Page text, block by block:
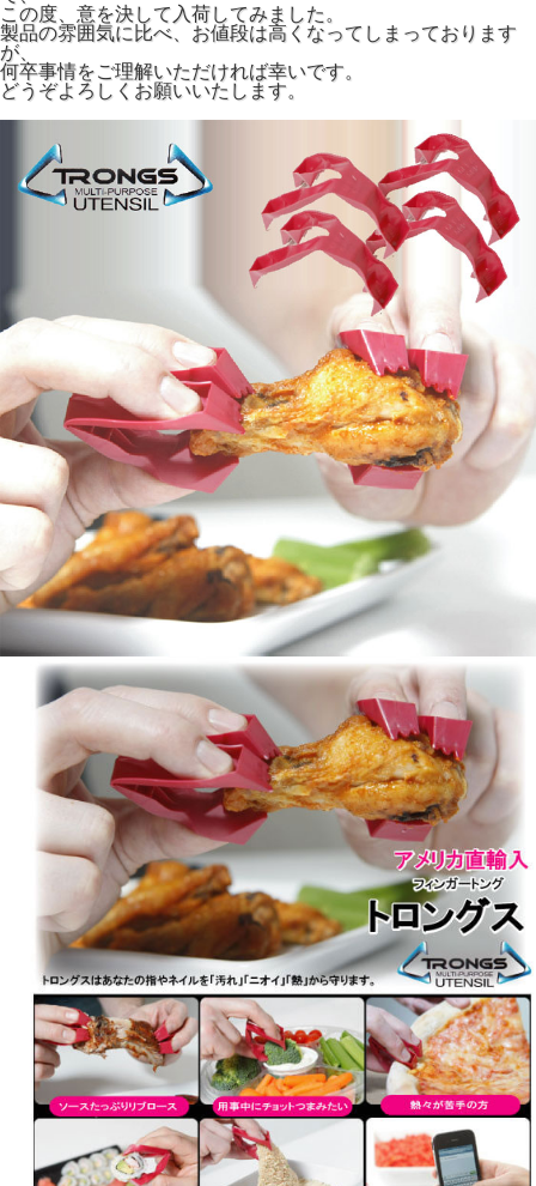
この度、意を決して入荷してみました。
製品の雰囲気に比べ、お値段は高くなってしまっております
が、
何卒事情をご理解いただければ幸いです。
どうぞよろしくお願いいたします。